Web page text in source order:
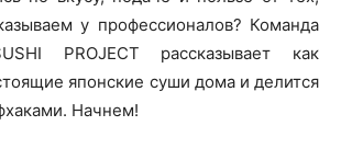
у профессионалов? Команда
PROJECT рассказывает как
японские суши дома и делится
Начнем!